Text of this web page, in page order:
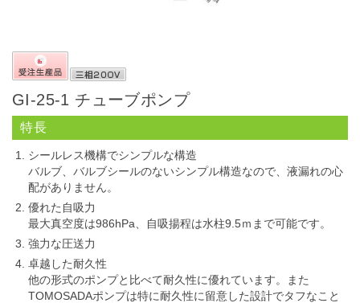
GI-25-1 チューブポンプ
特長
シールレス機構でシンプルな構造
バルブ、バルブシールのないシンプル構造なので、液漏れの心
配がありません。
優れた自吸力
最大真空度は986hPa、自吸揚程は水柱9.5ｍまで可能です。
強力な圧送力
卓越した耐久性
他の形式のポンプと比べて耐久性に優れています。また
TOMOSADAポンプは特に耐久性に留意した設計でタフなこと